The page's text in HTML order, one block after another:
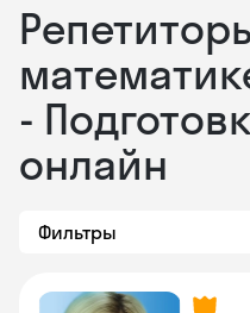
-
онлайн
Фильтры
Skysmart Chat